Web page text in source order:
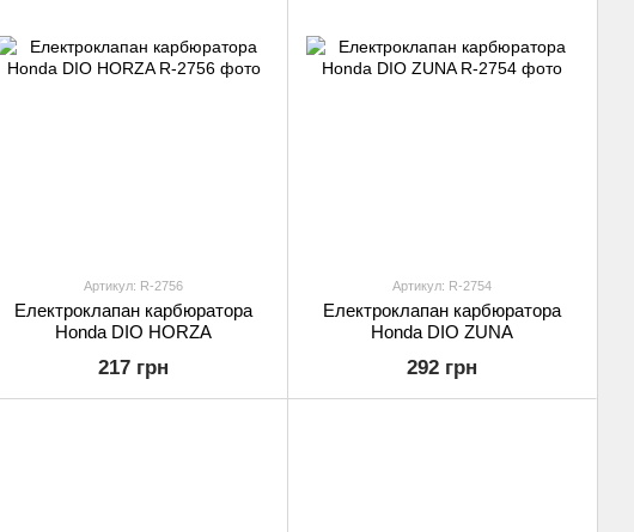
Артикул: R-2756
Електроклапан карбюратора
Honda DIO HORZA
217 грн
Артикул: R-2754
Електроклапан карбюратора
Honda DIO ZUNA
292 грн